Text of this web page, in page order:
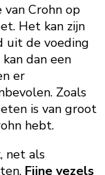
Crohn op
Het kan zijn
uit de voeding
dan een
er
Zoals
is van groot
hebt.
net als
Fijne vezels